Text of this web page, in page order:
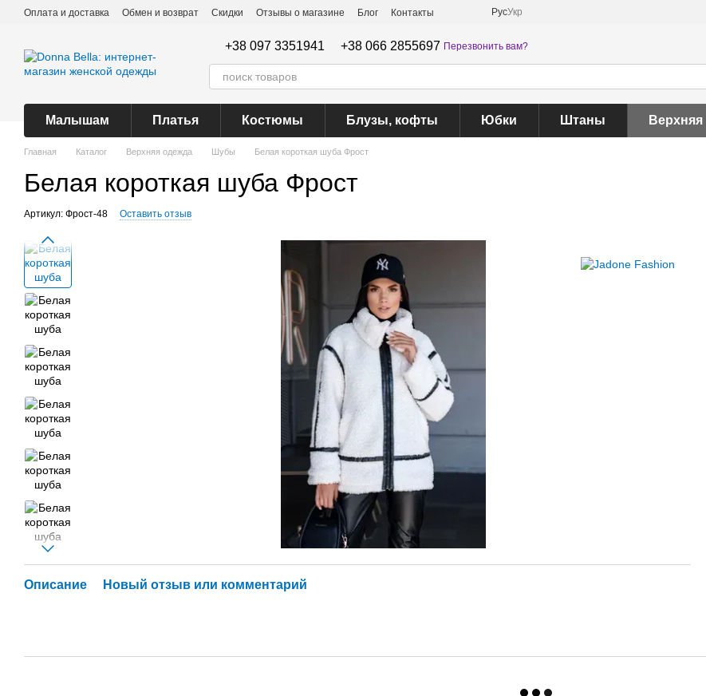
Перейти к основному контенту
Оплата и доставка Обмен и возврат Скидки Отзывы о магазине Блог Контакты РусУкр
+38 097 3351941 +38 066 2855697 Перезвонить вам?
Малышам Платья Костюмы Блузы, кофты Юбки Штаны
Главная Каталог Верхняя одежда Шубы Белая короткая шуба Фрост
Белая короткая шуба Фрост
Артикул: Фрост-48 Оставить отзыв
Описание Новый отзыв или комментарий